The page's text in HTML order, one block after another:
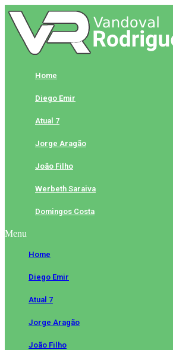
Skip
to
content
Home
Diego Emir
Atual 7
Jorge Aragão
João Filho
Werbeth Saraiva
Domingos Costa
Menu
Home
Diego Emir
Atual 7
Jorge Aragão
João Filho